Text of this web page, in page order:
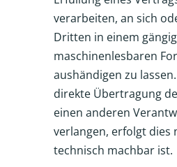
verarbeiten, an sich
Dritten in einem
maschinenlesbaren
aushändigen zu
direkte Übertragung
einen anderen
verlangen, erfolgt dies
technisch machbar ist.